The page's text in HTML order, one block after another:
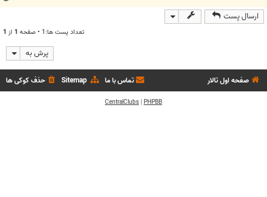
ارسال پست
تعداد پست ها:1 • صفحه 1 از 1
پرش به
صفحه اول تالار حذف کوکی ها Sitemap تماس با ما
PHPBB
|
CentralClubs